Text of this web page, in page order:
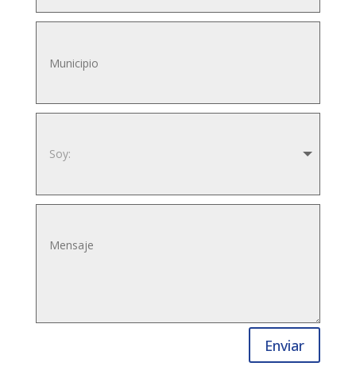
Enviar